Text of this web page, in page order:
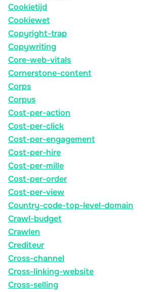
Cookietijd
Cookiewet
Copyright-trap
Copywriting
Core-web-vitals
Cornerstone-content
Corps
Corpus
Cost-per-action
Cost-per-click
Cost-per-engagement
Cost-per-hire
Cost-per-mille
Cost-per-order
Cost-per-view
Country-code-top-level-domain
Crawl-budget
Crawlen
Crediteur
Cross-channel
Cross-linking-website
Cross-selling